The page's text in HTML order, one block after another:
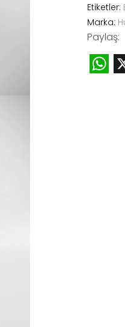
Etiketler:
Marka:
Paylaş:
X